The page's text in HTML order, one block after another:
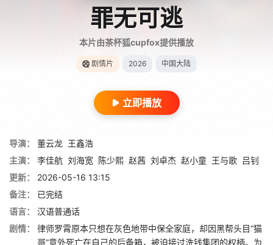
罪无可逃
本片由茶杯狐cupfox提供播放
剧情片 2026 中国大陆
立即播放
导演： 董云龙 王鑫浩
主演：
李佳航 刘海宽 陈少熙 赵茜 刘卓杰 赵小童 王与歌 吕钊
更新：
2026-05-16 13:15
备注：
已完结
语言：
汉语普通话
剧情：
律师罗霄原本只想在灰色地带中保全家庭，却因黑帮头目“猫
哥”意外死亡在自己的后备箱，被迫接过洗钱集团的权柄。为